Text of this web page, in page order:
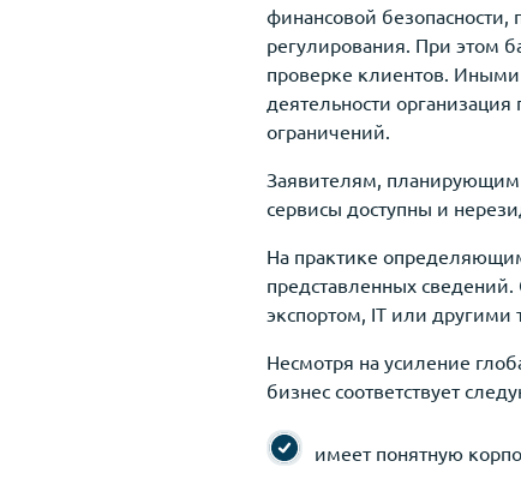
финансовой безопасности,
регулирования. При этом
проверке клиентов.
деятельности
ограничений.
Заявителям, планирующим
сервисы доступны и
На практике
представленных
экспортом, IT или
Несмотря на усиление
бизнес соответствует
имеет понятную